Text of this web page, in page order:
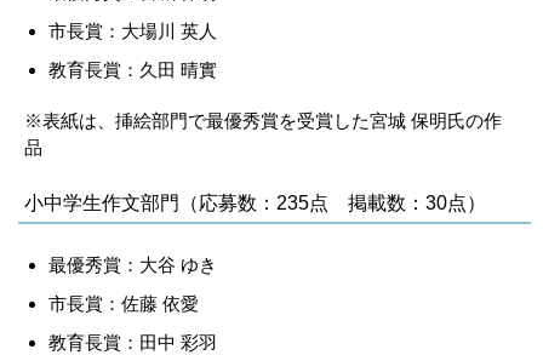
市長賞：大場川 英人
教育長賞：久田 晴實
※表紙は、挿絵部門で最優秀賞を受賞した宮城 保明氏の作
品
小中学生作文部門（応募数：235点 掲載数：30点）
最優秀賞：大谷 ゆき
市長賞：佐藤 依愛
教育長賞：田中 彩羽